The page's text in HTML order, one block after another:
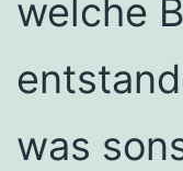
welche
was